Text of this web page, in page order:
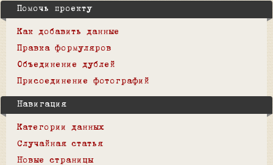
Помочь проекту
Как добавить данные
Правка формуляров
Объединение дублей
Присоединение фотографий
Навигация
Категории данных
Случайная статья
Новые страницы